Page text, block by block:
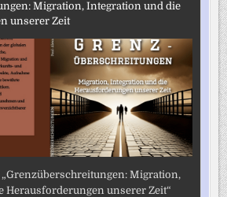
Migration, Integration und die
unserer Zeit
Migration,
Herausforderungen unserer Zeit“